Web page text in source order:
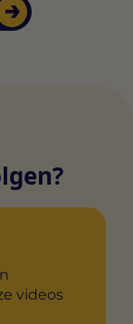
videos